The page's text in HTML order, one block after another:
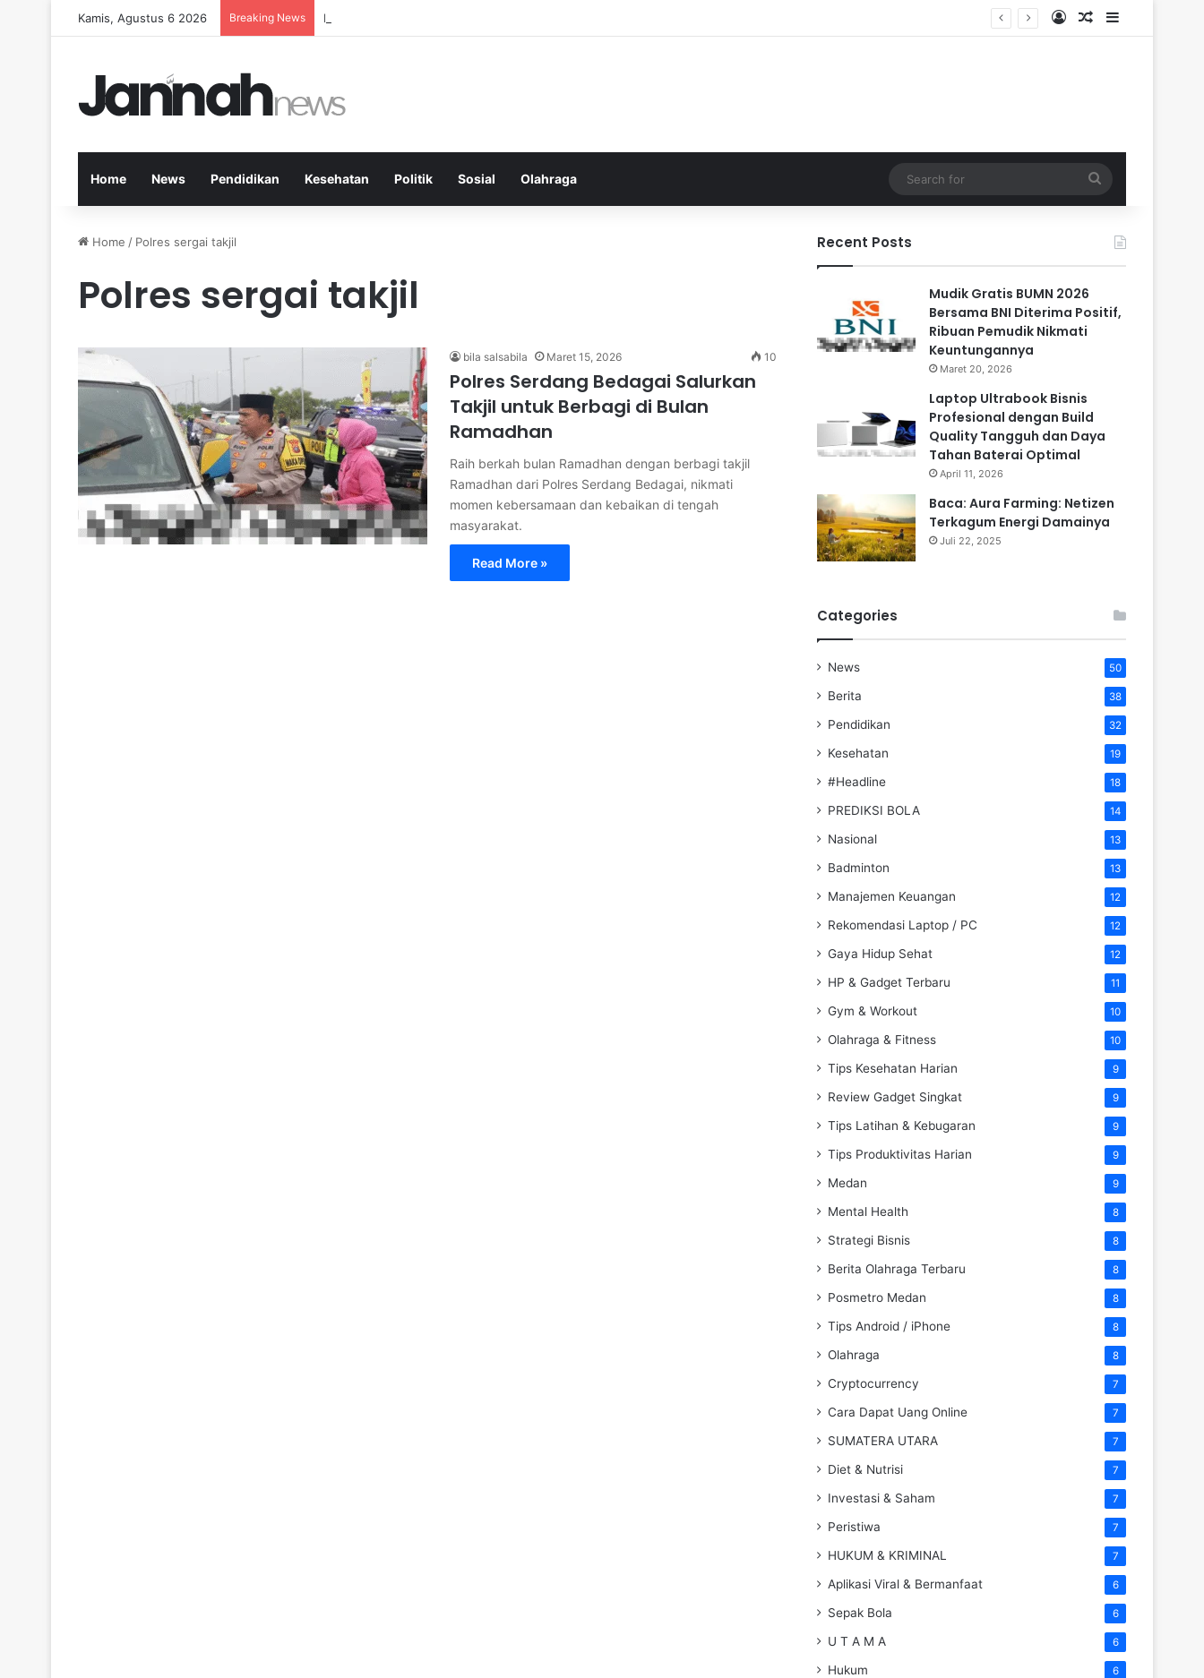
Kamis, Agustus 6 2026 Breaking News Kesehatan Mental: Menggali Hubungan Antara Pikiran, Tubuh, dan Emosi secara Mendalam Log InRandom Article
Sidebar
Home News Pendidikan Kesehatan Politik Sosial Olahraga
for
Home / Polres sergai takjil
Polres sergai takjil
bila salsabila Maret 15, 2026 10
Polres Serdang Bedagai Salurkan
Takjil untuk Berbagi di Bulan
Ramadhan
Raih berkah bulan Ramadhan dengan berbagi takjil
Ramadhan dari Polres Serdang Bedagai, nikmati
momen kebersamaan dan kebaikan di tengah
masyarakat.
Read More »
Recent Posts
Mudik Gratis BUMN 2026
Bersama BNI Diterima Positif,
Ribuan Pemudik Nikmati
Keuntungannya
Maret 20, 2026
Laptop Ultrabook Bisnis
Profesional dengan Build
Quality Tangguh dan Daya
Tahan Baterai Optimal
April 11, 2026
Baca: Aura Farming: Netizen
Terkagum Energi Damainya
Juli 22, 2025
Categories
News 50
Berita 38
Pendidikan 32
Kesehatan 19
#Headline 18
PREDIKSI BOLA 14
Nasional 13
Badminton 13
Manajemen Keuangan 12
Rekomendasi Laptop / PC 12
Gaya Hidup Sehat 12
HP & Gadget Terbaru 11
Gym & Workout 10
Olahraga & Fitness 10
Tips Kesehatan Harian 9
Review Gadget Singkat 9
Tips Latihan & Kebugaran 9
Tips Produktivitas Harian 9
Medan 9
Mental Health 8
Strategi Bisnis 8
Berita Olahraga Terbaru 8
Posmetro Medan 8
Tips Android / iPhone 8
Olahraga 8
Cryptocurrency 7
Cara Dapat Uang Online 7
SUMATERA UTARA 7
Diet & Nutrisi 7
Investasi & Saham 7
Peristiwa 7
HUKUM & KRIMINAL 7
Aplikasi Viral & Bermanfaat 6
Sepak Bola 6
U T A M A 6
Hukum 6